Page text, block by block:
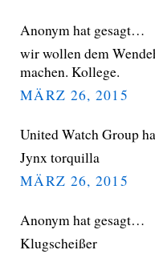
Anonym hat gesagt…
wir wollen dem
machen. Kollege.
MÄRZ 26, 2015
United Watch Group
Jynx torquilla
MÄRZ 26, 2015
Anonym hat gesagt…
Klugscheißer